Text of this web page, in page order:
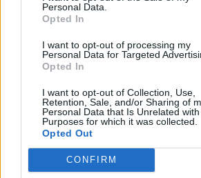
Personal Data.
Opted In
I want to opt-out of processing my
Personal Data for Targeted
Opted In
I want to opt-out of Collection, Use,
Retention, Sale, and/or Sharing of
Personal Data that Is Unrelated
Purposes for which it was collected.
Opted Out
CONFIRM